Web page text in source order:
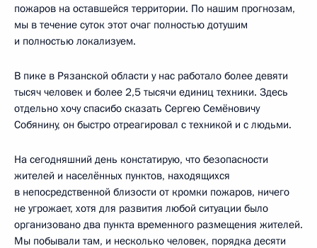
пожаров на оставшейся территории. По нашим прогнозам,
мы в течение суток этот очаг полностью дотушим
и полностью локализуем.
В пике в Рязанской области у нас работало более девяти
тысяч человек и более 2,5 тысячи единиц техники. Здесь
отдельно хочу спасибо сказать Сергею Семёновичу
Собянину, он быстро отреагировал с техникой и с людьми.
На сегодняшний день констатирую, что безопасности
жителей и населённых пунктов, находящихся
в непосредственной близости от кромки пожаров, ничего
не угрожает, хотя для развития любой ситуации было
организовано два пункта временного размещения жителей.
Мы побывали там, и несколько человек, порядка десяти